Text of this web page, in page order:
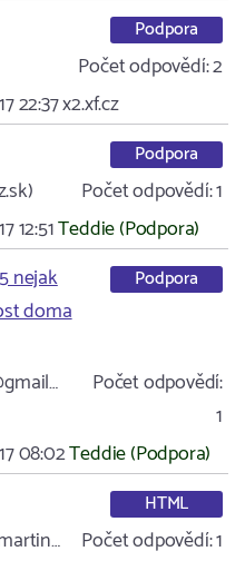
Podpora
Počet odpovědí:2
22:37x2.xf.cz
Podpora
Počet odpovědí:1
12:51Teddie (Podpora)
nejak
doma
Podpora
Počet odpovědí:
1
08:02Teddie (Podpora)
HTML
Počet odpovědí:1